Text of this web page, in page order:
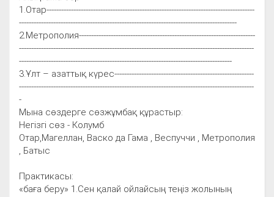
1.Отар-------------------------------------------------------------------------------------
-----------------------------------------------------------------------------------------
2.Метрополия------------------------------------------------------------------------
------------------------------------------------------------------------------------------------
---------------------------------------------------------------------------------------
3.Ұлт – азаттық күрес---------------------------------------------------------
------------------------------------------------------------------------------------------------
-
Мына сөздерге сөзжұмбақ құрастыр:
Негізгі сөз - Колумб
Отар,Магеллан, Васко да Гама , Веспуччи , Метрополия
, Батыс
Практикасы:
«баға беру» 1.Сен қалай ойлайсың теңіз жолының